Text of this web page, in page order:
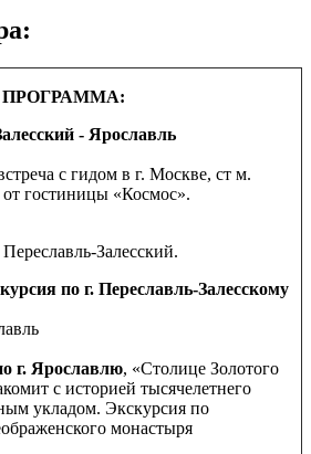
ПРОГРАММА:
- Ярославль
с гидом в г. Москве, ст м.
гостиницы «Космос».
Залесский.
по г. Переславль-Залесскому
г. Ярославлю, «Столице Золотого
с историей тысячелетнего
укладом. Экскурсия по
монастыря